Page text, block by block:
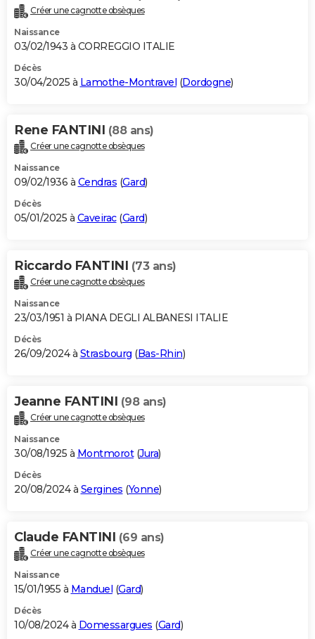
Créer une cagnotte obsèques
Naissance
03/02/1943 à CORREGGIO ITALIE
Décès
30/04/2025 à Lamothe-Montravel (Dordogne)
Rene FANTINI (88 ans)
Créer une cagnotte obsèques
Naissance
09/02/1936 à Cendras (Gard)
Décès
05/01/2025 à Caveirac(Gard)
Riccardo FANTINI (73 ans)
Créer une cagnotte obsèques
Naissance
23/03/1951 à PIANA DEGLI ALBANESI ITALIE
Décès
26/09/2024 à Strasbourg (Bas-Rhin)
Jeanne FANTINI (98 ans)
Créer une cagnotte obsèques
Naissance
30/08/1925 à Montmorot(Jura)
Décès
20/08/2024 à Sergines (Yonne)
Claude FANTINI (69 ans)
Créer une cagnotte obsèques
Naissance
15/01/1955 à Manduel (Gard)
Décès
10/08/2024 à Domessargues (Gard)